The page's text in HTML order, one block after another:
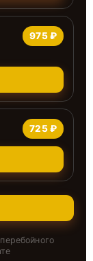
975 ₽
725 ₽